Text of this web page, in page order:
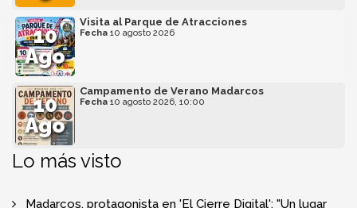
10
Ago
Visita al Parque de Atracciones
Fecha 10 agosto 2026
10
Ago
Campamento de Verano Madarcos
Fecha 10 agosto 2026, 10:00
Lo más visto
Madarcos, protagonista en 'El Cierre Digital': "Un lugar